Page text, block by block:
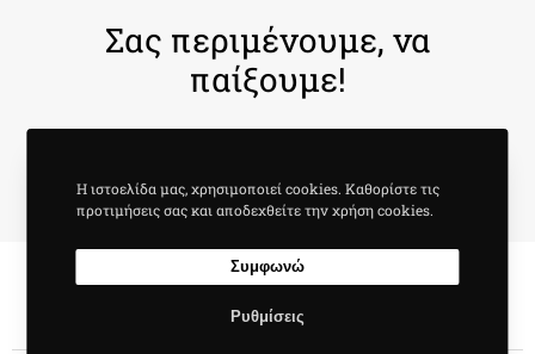
Σας περιμένουμε, να
παίξουμε!
Η ιστοελίδα μας, χρησιμοποιεί cookies. Καθορίστε τις
προτιμήσεις σας και αποδεχθείτε την χρήση cookies.
Ρυθμίσεις
Συμφωνώ